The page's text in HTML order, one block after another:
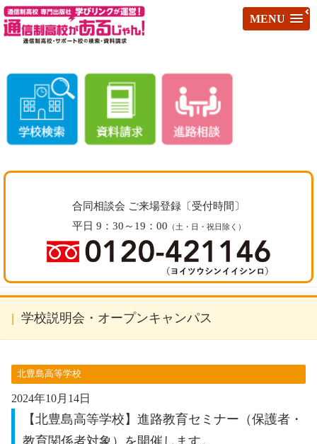
MENU
合同相談会 ご来場登録〔受付時間〕
平日 9：30～19：00 （土・日・祝日除く）
学校説明会・オープンキャンパス
北豊島高等学校
2024年10月14日
【北豊島高等学校】進路教育セミナー（保護者・
教育関係者対象）を開催します。